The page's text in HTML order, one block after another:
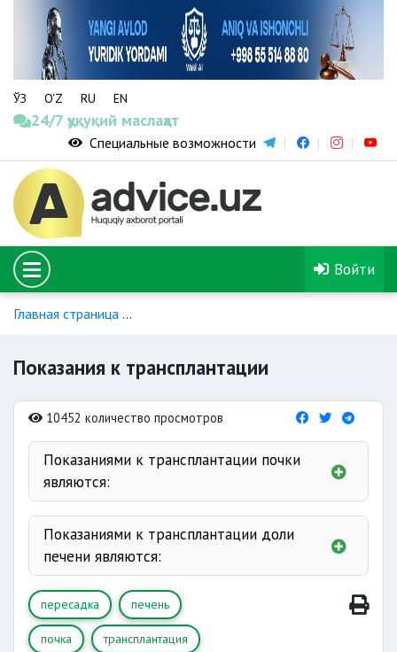
ЎЗ O‘Z RU EN
24/7 ҳуқуқий маслаҳат
Специальные возможности
Войти
Главная страница
Показания к трансплантации
10452 количество просмотров
Показаниями к трансплантации почки
являются:
хронический
пиелонефрит
Показаниями к трансплантации доли
печени являются:
диффузных
нарушение
пересадка печень
почка трансплантация